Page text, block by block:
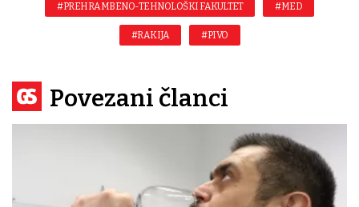
#PREHRAMBENO-TEHNOLOŠKI FAKULTET #MED
#RAKIJA #PIVO
Povezani članci